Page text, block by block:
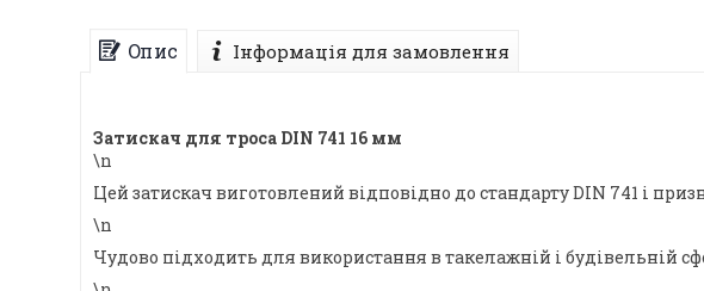
Опис Інформація для замовлення
Затискач для троса DIN 741 16 мм
\n
Цей затискач виготовлений відповідно до стандарту DIN 741 і
\n
Чудово підходить для використання в такелажній і будівельній